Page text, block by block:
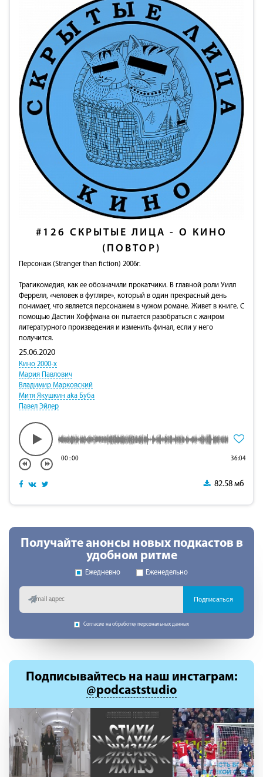
#126 СКРЫТЫЕ ЛИЦА - О КИНО
(ПОВТОР)
Персонаж (Stranger than fiction) 2006г.
Трагикомедия, как ее обозначили прокатчики. В главной роли Уилл
Феррелл, «человек в футляре», который в один прекрасный день
понимает, что является персонажем в чужом романе. Живет в книге. С
помощью Дастин Хоффмана он пытается разобраться с жанром
литературного произведения и изменить финал, если у него
получится.
25.06.2020
Кино 2000-х
Мария Павлович
Владимир Марковский
Митя Якушкин aka Буба
Павел Эйлер
00:00 36:04
82.58 мб
Получайте анонсы новых подкастов в
удобном ритме
Ежедневно Еженедельно
Подписаться
Согласие на обработку персональных данных
Подписывайтесь на наш инстаграм:
@podcaststudio